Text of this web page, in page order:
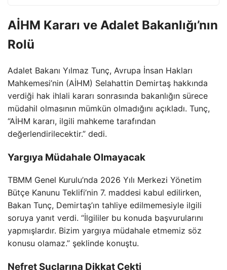
AİHM Kararı ve Adalet Bakanlığı’nın
Rolü
Adalet Bakanı Yılmaz Tunç, Avrupa İnsan Hakları
Mahkemesi’nin (AİHM) Selahattin Demirtaş hakkında
verdiği hak ihlali kararı sonrasında bakanlığın sürece
müdahil olmasının mümkün olmadığını açıkladı. Tunç,
“AİHM kararı, ilgili mahkeme tarafından
değerlendirilecektir.” dedi.
Yargıya Müdahale Olmayacak
TBMM Genel Kurulu’nda 2026 Yılı Merkezi Yönetim
Bütçe Kanunu Teklifi’nin 7. maddesi kabul edilirken,
Bakan Tunç, Demirtaş’ın tahliye edilmemesiyle ilgili
soruya yanıt verdi. “İlgililer bu konuda başvurularını
yapmışlardır. Bizim yargıya müdahale etmemiz söz
konusu olamaz.” şeklinde konuştu.
Nefret Suçlarına Dikkat Çekti